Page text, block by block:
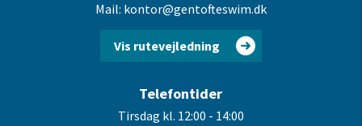
Mail: kontor@gentofteswim.dk
Vis rutevejledning
Telefontider
Tirsdag kl. 12:00 - 14:00